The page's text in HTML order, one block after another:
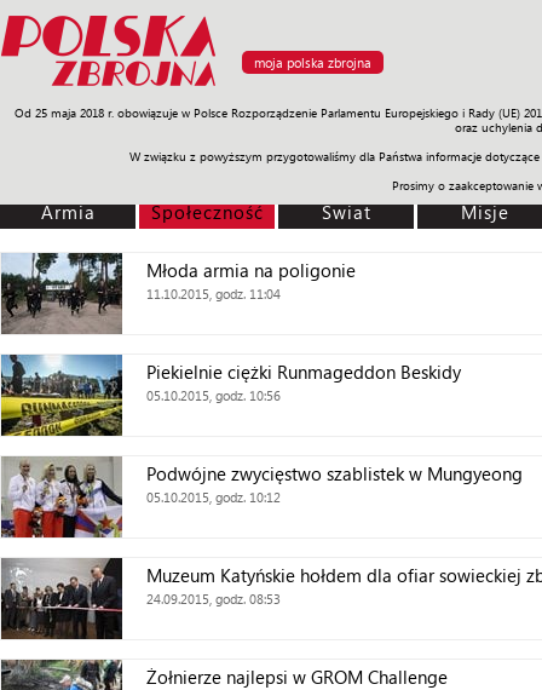
moja polska zbrojna
Od 25 maja 2018 r. obowiązuje w Polsce Rozporządzenie Parlamentu Europejskiego i Rady
oraz uchylenia
W związku z powyższym przygotowaliśmy dla Państwa informacje
Prosimy o
Armia Poligon Sprzęt Misje Polityka Prawo Świat
Armia Społeczność Świat Misje
Młoda armia na poligonie
11.10.2015, godz. 11:04
Piekielnie ciężki Runmageddon Beskidy
05.10.2015, godz. 10:56
Podwójne zwycięstwo szablistek w Mungyeong
05.10.2015, godz. 10:12
Muzeum Katyńskie hołdem dla ofiar sowieckiej
24.09.2015, godz. 08:53
Żołnierze najlepsi w GROM Challenge